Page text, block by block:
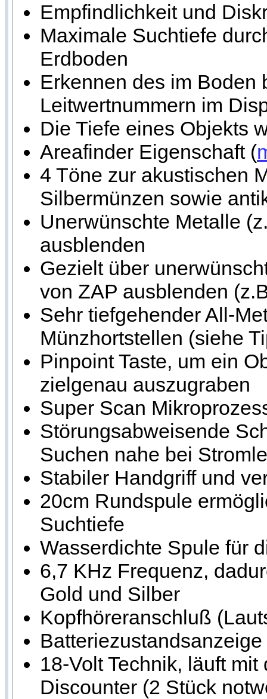
Empfindlichkeit und
Maximale Suchtiefe
Erdboden
Erkennen des im Boden
Leitwertnummern im
Die Tiefe eines Objekts
Areafinder Eigenschaft (
4 Töne zur akustischen
Silbermünzen sowie
Unerwünschte Metalle
ausblenden
Gezielt über
von ZAP ausblenden
Sehr tiefgehender All-
Münzhortstellen (siehe
Pinpoint Taste, um ein
zielgenau auszugraben
Super Scan
Störungsabweisende
Suchen nahe bei
Stabiler Handgriff und
20cm Rundspule
Suchtiefe
Wasserdichte Spule für
6,7 KHz Frequenz,
Gold und Silber
Kopfhöreranschluß
18-Volt Technik, läuft
Discounter (2 Stück